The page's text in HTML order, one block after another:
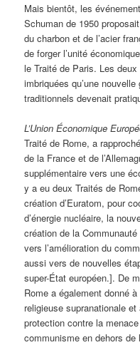
Mais bientôt, les
Schuman de 1950
du charbon et de l’acier
de forger l’unité
le Traité de Paris. Les
imbriquées qu’une
traditionnels devenait
L’Union Économique
Traité de Rome, a
de la France et de
supplémentaire vers une
y a eu deux Traités de
création d’Euratom, pour
d’énergie nucléaire, la
création de la
vers l’amélioration du
aussi vers de nouvelles
super-État européen.]. De
Rome a également donné
religieuse supranationale
protection contre la
communisme en dehors de